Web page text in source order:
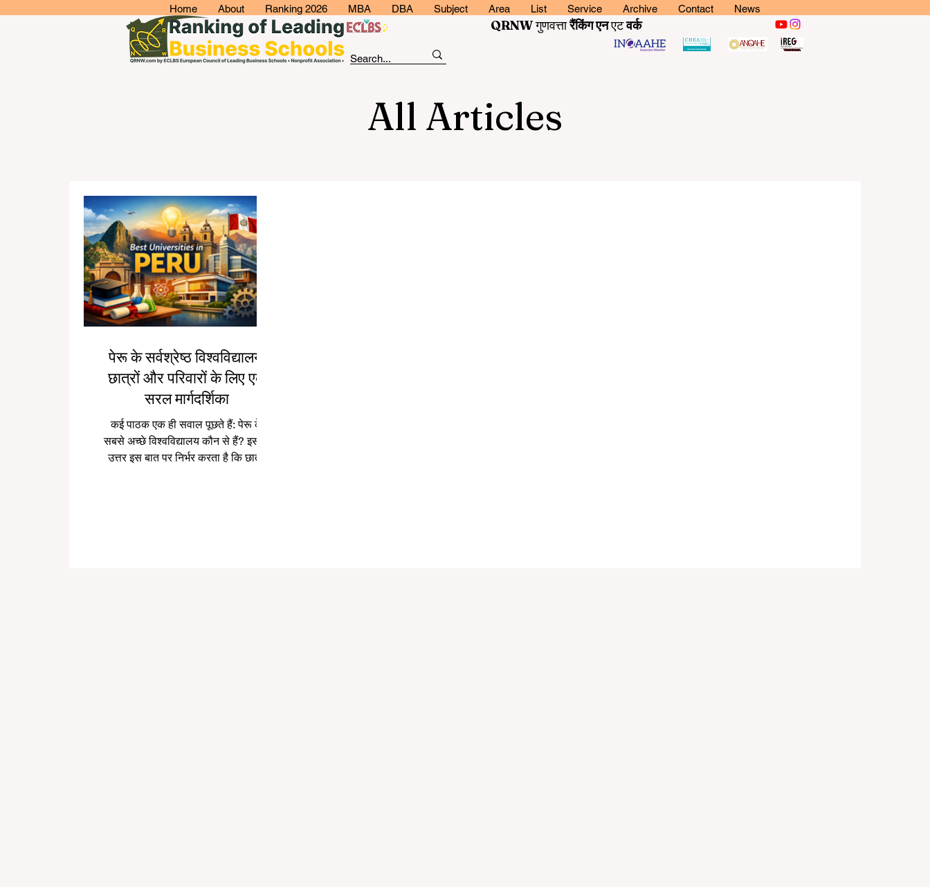
Home About Ranking 2026 MBA DBA Subject Area List Service Archive Contact News
QRNWगुणवत्तारैंकिंगएनएटवर्क
All Articles
पेरू के सर्वश्रेष्ठ विश्वविद्यालय:
छात्रों और परिवारों के लिए एक
सरल मार्गदर्शिका
कई पाठक एक ही सवाल पूछते हैं: पेरू के
सबसे अच्छे विश्वविद्यालय कौन से हैं? इसका
उत्तर इस बात पर निर्भर करता है कि छात्र